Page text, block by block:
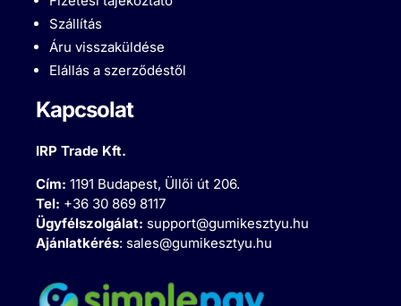
Szállítás
Áru visszaküldése
Elállás a szerződéstől
Kapcsolat
IRP Trade Kft.
Cím:1191 Budapest, Üllői út 206.
Tel: +36 30 869 8117
Ügyfélszolgálat: support@gumikesztyu.hu
Ajánlatkérés: sales@gumikesztyu.hu